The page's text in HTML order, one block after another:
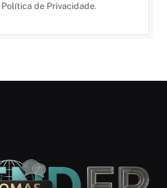
Política de Privacidade.